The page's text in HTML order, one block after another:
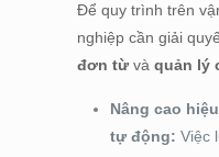
Để quy trình trên
nghiệp cần giải
đơn từvà quản lý
Nâng cao
tự động: Việc